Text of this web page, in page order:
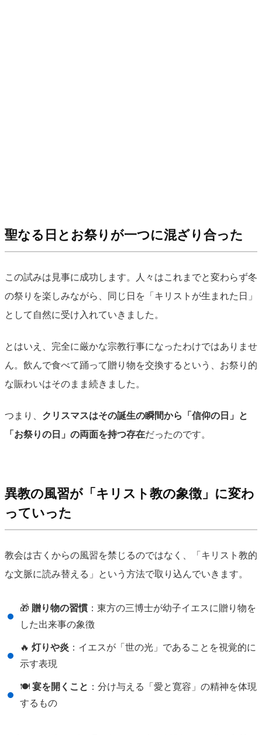
聖なる日とお祭りが一つに混ざり合った
この試みは見事に成功します。人々はこれまでと変わらず冬
の祭りを楽しみながら、同じ日を「キリストが生まれた日」
として自然に受け入れていきました。
とはいえ、完全に厳かな宗教行事になったわけではありませ
ん。飲んで食べて踊って贈り物を交換するという、お祭り的
な賑わいはそのまま続きました。
つまり、 クリスマスはその誕生の瞬間から「信仰の日」と
「お祭りの日」の両面を持つ存在だったのです。
異教の風習が「キリスト教の象徴」に変わ
っていった
教会は古くからの風習を禁じるのではなく、「キリスト教的
な文脈に読み替える」という方法で取り込んでいきます。
🎁 贈り物の習慣：東方の三博士が幼子イエスに贈り物を
した出来事の象徴
🔥 灯りや炎：イエスが「世の光」であることを視覚的に
示す表現
🍽 宴を開くこと ：分け与える「愛と寛容」の精神を体現
するもの